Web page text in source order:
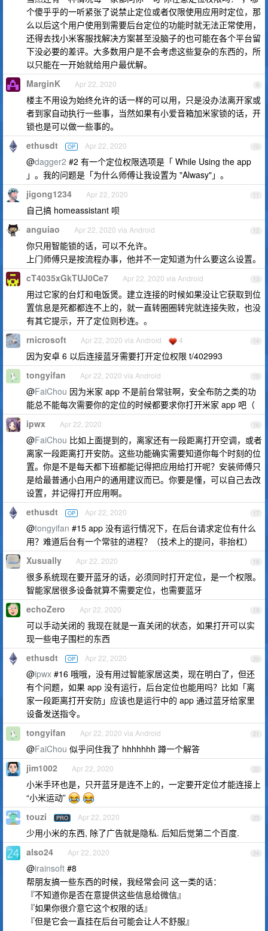
个傻乎乎的一听紧张了说禁止定位或者仅限使用应用时定位，那
么以后这个用户使用到需要后台定位的功能时就无法正常使用，
还得去找小米客服找解决方案甚至没脑子的也可能在各个平台留
下没必要的差评。大多数用户是不会考虑这些复杂的东西的，所
以只能在一开始就给用户最优解。
9
MarginK Apr 22, 2020
楼主不用设为始终允许的话一样的可以用，只是没办法离开家或
者到家自动执行一些事，当然如果有小爱音箱加米家锁的话，开
锁也是可以做一些事的。
10
ethusdt OP Apr 22, 2020
@dagger2 #2 有一个定位权限选项是「 While Using the app
」。我的问题是「为什么师傅让我设置为 "Alwasy"」。
11
jigong1234 Apr 22, 2020
自己搞 homeassistant 呗
12
anguiao Apr 22, 2020 via Android
你只用智能锁的话，可以不允许。
上门师傅只是按流程办事，他并不一定知道为什么要这么设置。
13
cT4035xGkTUJ0Ce7 Apr 22, 2020 via Android
用过它家的台灯和电饭煲。建立连接的时候如果没让它获取到位
置信息是死都都连不上的，就一直转圈圈转完就连接失败，也没
有其它提示，开了定位则秒连。。
14
rnicrosoft Apr 22, 2020 via Android 4
因为安卓 6 以后连接蓝牙需要打开定位权限 t/402993
15
tongyifan Apr 22, 2020 via Android
@FaiChou 因为米家 app 不是前台常驻啊，安全布防之类的功
能总不能每次需要你的定位的时候都要求你打开米家 app 吧（
16
ipwx Apr 22, 2020
@FaiChou 比如上面提到的，离家还有一段距离打开空调，或者
离家一段距离打开安防。这些功能确实需要知道你每个时刻的位
置。你是不是每天都下班都能记得把应用给打开呢？安装师傅只
是给最普通小白用户的通用建议而已。你要是懂，可以自己去改
设置，并记得打开应用啊。
17
ethusdt OP Apr 22, 2020
@tongyifan #15 app 没有运行情况下，在后台请求定位有什么
用？难道后台有一个常驻的进程？（技术上的提问，非抬杠）
18
Xusually Apr 22, 2020
很多系统现在要开蓝牙的话，必须同时打开定位，是一个权限。
智能家居很多设备就算不需要定位，也需要蓝牙
19
echoZero Apr 22, 2020
可以手动关闭的 我现在就是一直关闭的状态，如果打开可以实
现一些电子围栏的东西
20
ethusdt OP Apr 22, 2020
@ipwx #16 哦哦，没有用过智能家居这类，现在明白了，但还
有个问题，如果 app 没有运行，后台定位也能用吗？比如「离
家一段距离打开安防」应该也是运行中的 app 通过蓝牙给家里
设备发送指令。
21
tongyifan Apr 22, 2020 via Android
@FaiChou 似乎问住我了 hhhhhhh 蹲一个解答
22
jim1002 Apr 22, 2020
小米手环也是，只开蓝牙是连不上的，一定要开定位才能连接上
“小米运动”
23
touzi PRO Apr 22, 2020
少用小米的东西, 除了广告就是隐私. 后知后觉第二个百度.
24
also24 Apr 22, 2020
@irainsoft #8
帮朋友搞一些东西的时候，我经常会问 这一类的话：
『不知道你是否在意提供这些信息给微信』
『如果你很介意它这个权限的话』
『但是它会一直挂在后台可能会让人不舒服』